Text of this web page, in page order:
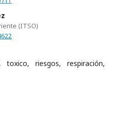
(ITSO)
toxico, riesgos, respiración,